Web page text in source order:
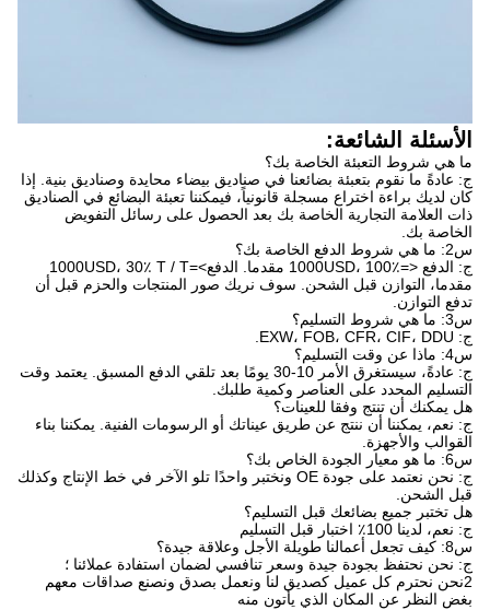
الأسئلة الشائعة:
ما هي شروط التعبئة الخاصة بك؟
ج: عادةً ما نقوم بتعبئة بضائعنا في صناديق بيضاء محايدة وصناديق بنية. إذا
كان لديك براءة اختراع مسجلة قانونياً، فيمكننا تعبئة البضائع في الصناديق
ذات العلامة التجارية الخاصة بك بعد الحصول على رسائل التفويض
الخاصة بك.
س2: ما هي شروط الدفع الخاصة بك؟
ج: الدفع <=1000USD، 100٪ مقدما. الدفع>=1000USD، 30٪ T / T
مقدما، التوازن قبل الشحن. سوف نريك صور المنتجات والحزم قبل أن
تدفع التوازن.
س3: ما هي شروط التسليم؟
ج: EXW، FOB، CFR، CIF، DDU.
س4: ماذا عن وقت التسليم؟
ج: عادةً، سيستغرق الأمر 10-30 يومًا بعد تلقي الدفع المسبق. يعتمد وقت
التسليم المحدد على العناصر وكمية طلبك.
هل يمكنك أن تنتج وفقا للعينات؟
ج: نعم، يمكننا أن ننتج عن طريق عيناتك أو الرسومات الفنية. يمكننا بناء
القوالب والأجهزة.
س6: ما هو معيار الجودة الخاص بك؟
ج: نحن نعتمد على جودة OE ونختبر واحدًا تلو الآخر في خط الإنتاج وكذلك
قبل الشحن.
هل تختبر جميع بضائعك قبل التسليم؟
ج: نعم، لدينا 100٪ اختبار قبل التسليم
س8: كيف تجعل أعمالنا طويلة الأجل وعلاقة جيدة؟
ج: نحن نحتفظ بجودة جيدة وسعر تنافسي لضمان استفادة عملائنا ؛
2نحن نحترم كل عميل كصديق لنا ونعمل بصدق ونصنع صداقات معهم
بغض النظر عن المكان الذي يأتون منه